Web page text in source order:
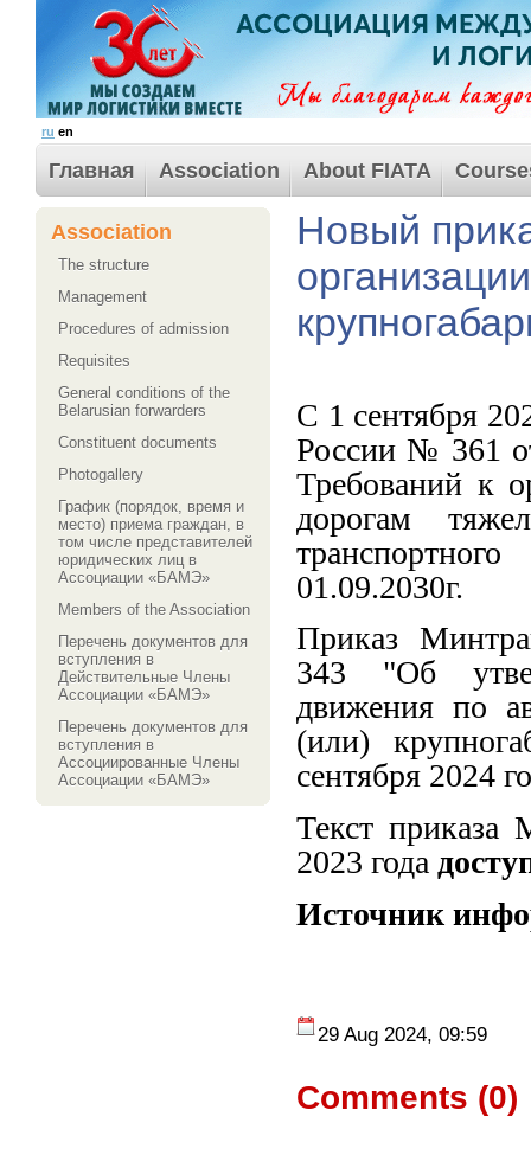
ru en
Главная Association About FIATA
Association
The structure
Management
Procedures of admission
Requisites
General conditions of the
Belarusian forwarders
Сonstituent documents
Photogallery
График (порядок, время и
место) приема граждан, в
том числе представителей
юридических лиц в
Ассоциации «БАМЭ»
Members of the Association
Перечень документов для
вступления в
Действительные Члены
Ассоциации «БАМЭ»
Перечень документов для
вступления в
Ассоциированные Члены
Ассоциации «БАМЭ»
Новый
С 1 сентября
России № 361
Требований к
дорогам
01.09.2030г.
Приказ
343 "Об
движения по
(или)
сентября 2024
Текст
2023 года
Источник
29 Aug 2024, 09:59
Comments (0)